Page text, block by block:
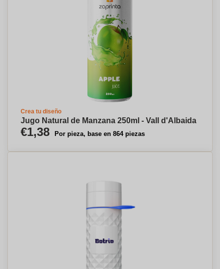
Crea tu diseño
Jugo Natural de Manzana 250ml - Vall d'Albaida
€1,38 Por pieza, base en 864 piezas